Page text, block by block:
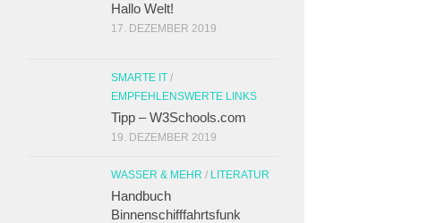
Hallo Welt!
17. DEZEMBER 2019
SMARTE IT /
EMPFEHLENSWERTE LINKS
Tipp – W3Schools.com
19. DEZEMBER 2019
WASSER & MEHR / LITERATUR
Handbuch
Binnenschifffahrtsfunk